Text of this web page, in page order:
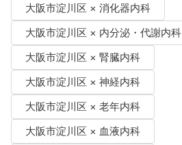
大阪市淀川区 × 消化器内科
大阪市淀川区 × 内分泌・代謝内科
大阪市淀川区 × 腎臓内科
大阪市淀川区 × 神経内科
大阪市淀川区 × 老年内科
大阪市淀川区 × 血液内科